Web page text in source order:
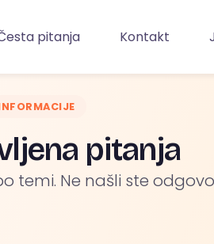
pitanja Kontakt
pitanja
temi. Ne našli ste